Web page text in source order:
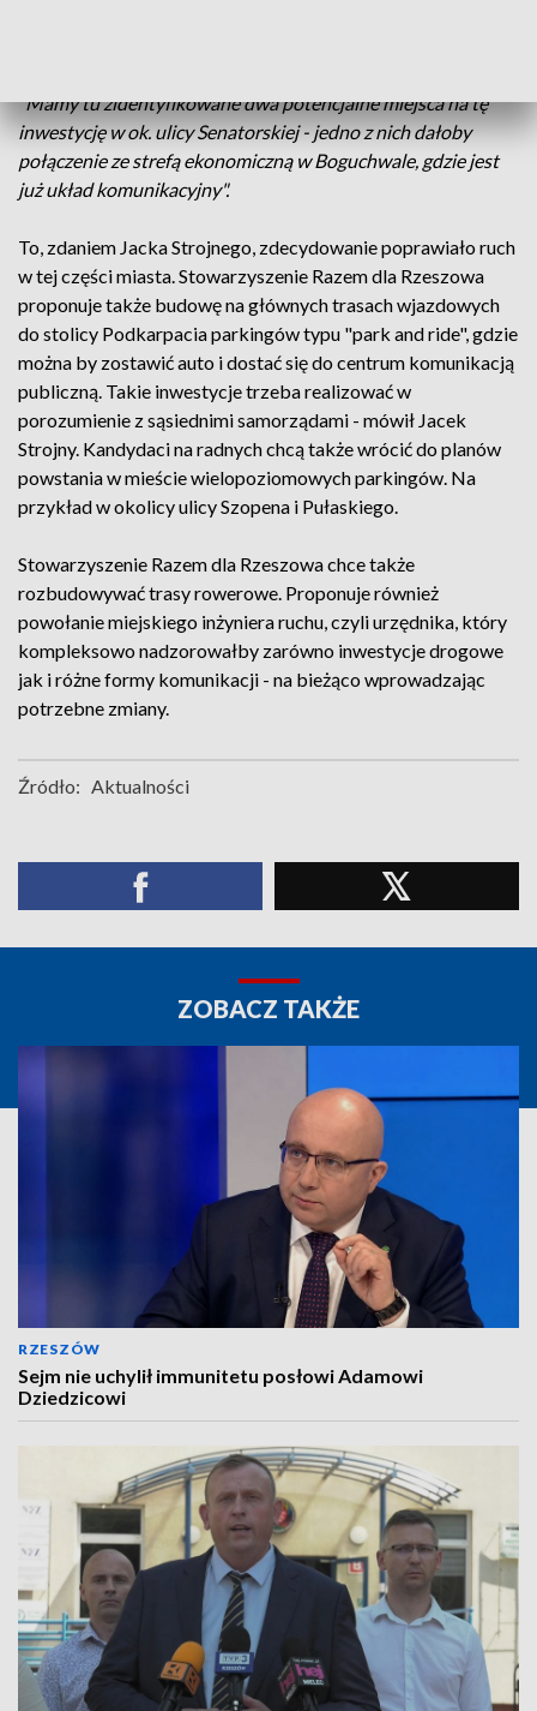
"Mamy tu zidentyfikowane dwa potencjalne miejsca na tę
inwestycję w ok. ulicy Senatorskiej - jedno z nich dałoby
połączenie ze strefą ekonomiczną w Boguchwale, gdzie jest
już układ komunikacyjny".
To, zdaniem Jacka Strojnego, zdecydowanie poprawiało ruch
w tej części miasta. Stowarzyszenie Razem dla Rzeszowa
proponuje także budowę na głównych trasach wjazdowych
do stolicy Podkarpacia parkingów typu "park and ride", gdzie
można by zostawić auto i dostać się do centrum komunikacją
publiczną. Takie inwestycje trzeba realizować w
porozumienie z sąsiednimi samorządami - mówił Jacek
Strojny. Kandydaci na radnych chcą także wrócić do planów
powstania w mieście wielopoziomowych parkingów. Na
przykład w okolicy ulicy Szopena i Pułaskiego.
Stowarzyszenie Razem dla Rzeszowa chce także
rozbudowywać trasy rowerowe. Proponuje również
powołanie miejskiego inżyniera ruchu, czyli urzędnika, który
kompleksowo nadzorowałby zarówno inwestycje drogowe
jak i różne formy komunikacji - na bieżąco wprowadzając
potrzebne zmiany.
Źródło: Aktualności
ZOBACZ TAKŻE
RZESZÓW
Sejm nie uchylił immunitetu posłowi Adamowi
Dziedzicowi